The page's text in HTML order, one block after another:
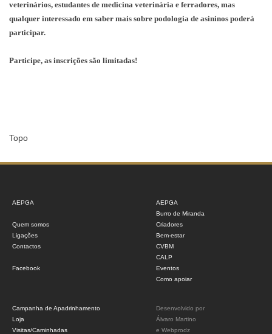
veterinários, estudantes de medicina veterinária e ferradores, mas
qualquer interessado em saber mais sobre podologia de asininos poderá
participar.
Participe, as inscrições são limitadas!
Topo
AEPGA
Quem somos
Ligações
Contactos
Facebook
AEPGA
Burro de Miranda
Criadores
Bem-estar
CVBM
CALP
Eventos
Como apoiar
Campanha de Apadrinhamento
Loja
Visitas/Caminhadas
Desenvolvido por
Álvaro Martino
e Webprodz